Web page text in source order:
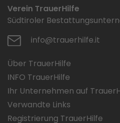
Verein TrauerHilfe
Südtiroler
info@trauerhilfe.it
Über TrauerHilfe
INFO TrauerHilfe
Ihr Unternehmen auf
Verwandte Links
Registrierung TrauerHilfe